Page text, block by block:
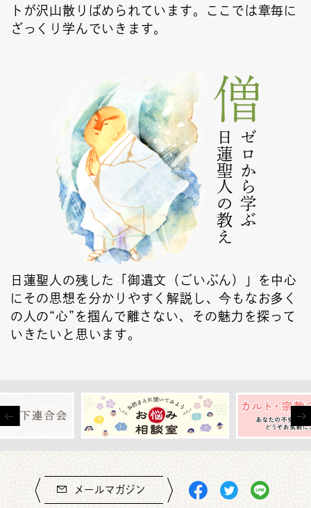
トが沢山散りばめられています。ここでは章毎に
ざっくり学んでいきます。
ゼロから学ぶ
日蓮聖人の教え
日蓮聖人の残した「御遺文（ごいぶん）」を中心
にその思想を分かりやすく解説し、今もなお多く
の人の“心”を掴んで離さない、その魅力を探って
いきたいと思います。
メールマガジン